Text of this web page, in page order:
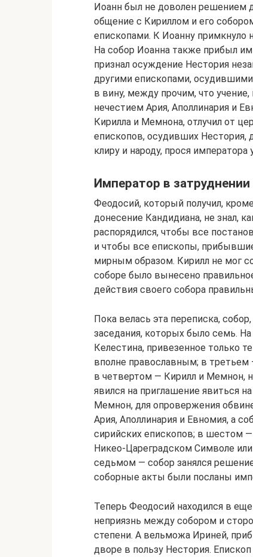
Иоанн был не доволен решением
общение с Кириллом и его
епископами. К Иоанну примкнуло
На собор Иоанна также прибыл
признал осуждение Нестория
другими епископами,
в вину, между прочим, что
нечестием Ария, Аполлинария и
Кирилла и Мемнона, отлучил от
епископов, осудивших Нестория,
клиру и народу, прося
Император в затруднении
Феодосий, который получил,
донесение Кандидиана, не знал,
распорядился, чтобы все
и чтобы все епископы,
мирным образом. Кирилл не мог
соборе было вынесено
действия своего собора
Пока велась эта переписка,
заседания, которых было семь.
Келестина, привезенное только
вполне православным; в
в четвертом — Кирилл и Мемнон,
явился на приглашение явиться
Мемнон, для опровержения
Ария, Аполлинария и Евномия, а
сирийских епископов; в шестом
Никео-Цареградском Символе
седьмом — собор занялся
соборные акты были посланы
Теперь Феодосий находился в
неприязнь между собором и
степени. А вельможа Ириней,
дворе в пользу Нестория.